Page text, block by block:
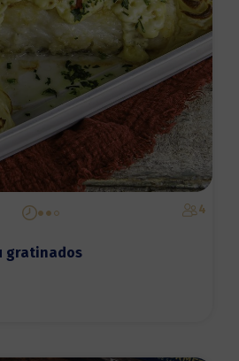
4
gratinados